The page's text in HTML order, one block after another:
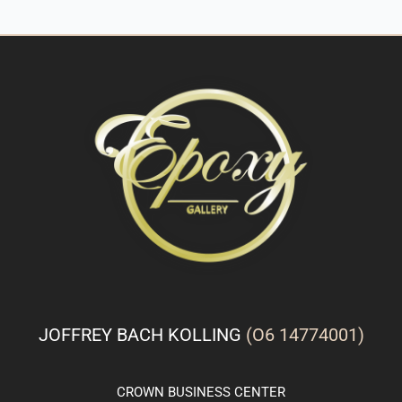
JOFFREY BACH KOLLING (O6 14774001)
CROWN BUSINESS CENTER